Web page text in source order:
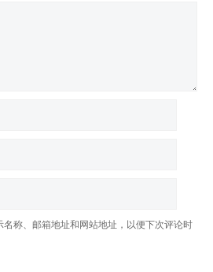
称、邮箱地址和网站地址，以便下次评论时